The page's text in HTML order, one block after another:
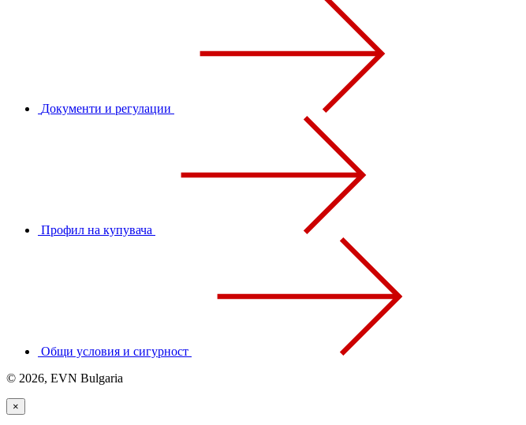
Документи и регулации
Профил на купувача
Общи условия и сигурност
© 2026, EVN Bulgaria
×